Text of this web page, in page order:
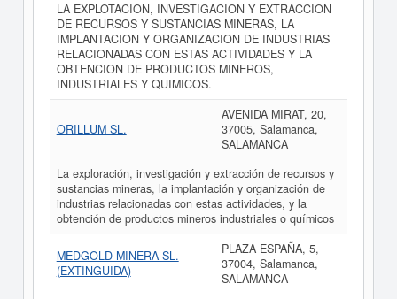
LA EXPLOTACION, INVESTIGACION Y EXTRACCION
DE RECURSOS Y SUSTANCIAS MINERAS, LA
IMPLANTACION Y ORGANIZACION DE INDUSTRIAS
RELACIONADAS CON ESTAS ACTIVIDADES Y LA
OBTENCION DE PRODUCTOS MINEROS,
INDUSTRIALES Y QUIMICOS.
ORILLUM SL.
AVENIDA MIRAT, 20,
37005, Salamanca,
SALAMANCA
La exploración, investigación y extracción de recursos y
sustancias mineras, la implantación y organización de
industrias relacionadas con estas actividades, y la
obtención de productos mineros industriales o químicos
MEDGOLD MINERA SL.
(EXTINGUIDA)
PLAZA ESPAÑA, 5,
37004, Salamanca,
SALAMANCA